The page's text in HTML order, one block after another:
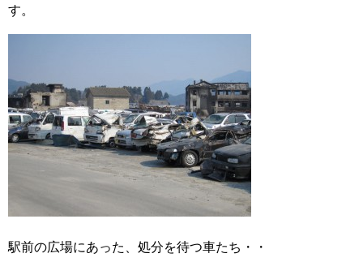
す。
駅前の広場にあった、処分を待つ車たち・・